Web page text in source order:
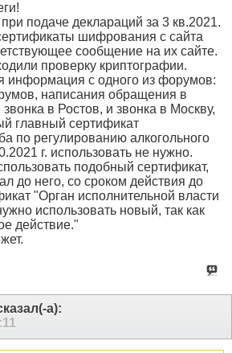
подаче деклараций за 3 кв.2021.
шифрования с сайта
сообщение на их сайте.
проверку криптографии.
информация с одного из форумов:
написания обращения в
в Ростов, и звонка в Москву,
главный сертификат
по регулированию алкогольного
г. использовать не нужно.
подобный сертификат,
до него, со сроком действия до
"Орган исполнительной власти
использовать новый, так как
действие."
а):